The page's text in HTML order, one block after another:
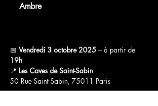
Ambre
📅 Vendredi 3 octobre 2025 – à partir de
19h
📍 Les Caves de Saint-Sabin
50 Rue Saint Sabin, 75011 Paris